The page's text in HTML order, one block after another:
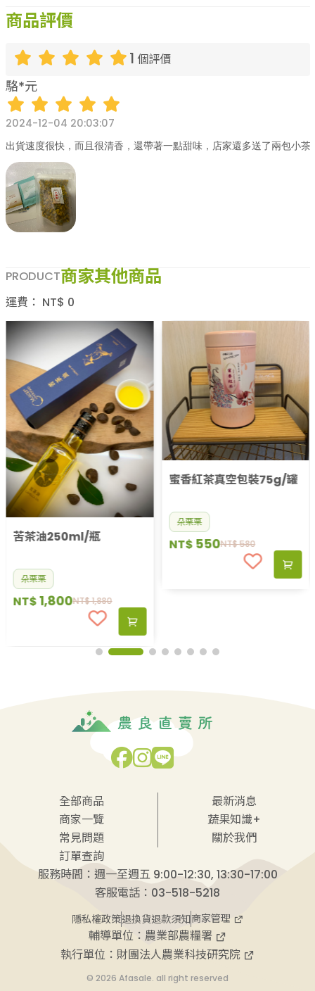
商品評價
1 個評價
駱*元
2024-12-04 20:03:07
出貨速度很快，而且很清香，還帶著一點甜味，店家還多送了兩包小茶
PRODUCT商家其他商品
運費： NT$ 0
苦茶油250ml/瓶
朵栗栗
NT$1,880
NT$1,800
蜜香紅茶真空包裝75g/罐
朵栗栗
NT$580
NT$ 550
全部商品
最新消息
商家一覽
蔬果知識+
常見問題
關於我們
訂單查詢
服務時間：週一至週五 9:00-12:30, 13:30-17:00
客服電話：03-518-5218
隱私權政策退換貨退款須知商家管理
輔導單位： 農業部農糧署
執行單位： 財團法人農業科技研究院
© 2026 Afasale. all right reserved